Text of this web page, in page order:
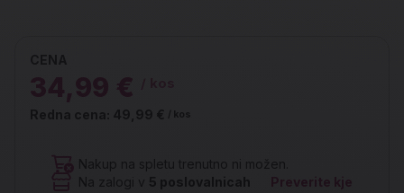
CENA
34,99 €
Redna cena: 49,99 € / kos
Nakup na spletu trenutno ni možen.
Na zalogi v 5 poslovalnicah Preverite kje